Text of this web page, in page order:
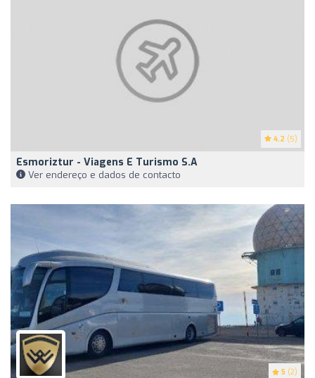
4.2 (5)
Esmoriztur - Viagens E Turismo S.A
Ver endereço e dados de contacto
5 (2)